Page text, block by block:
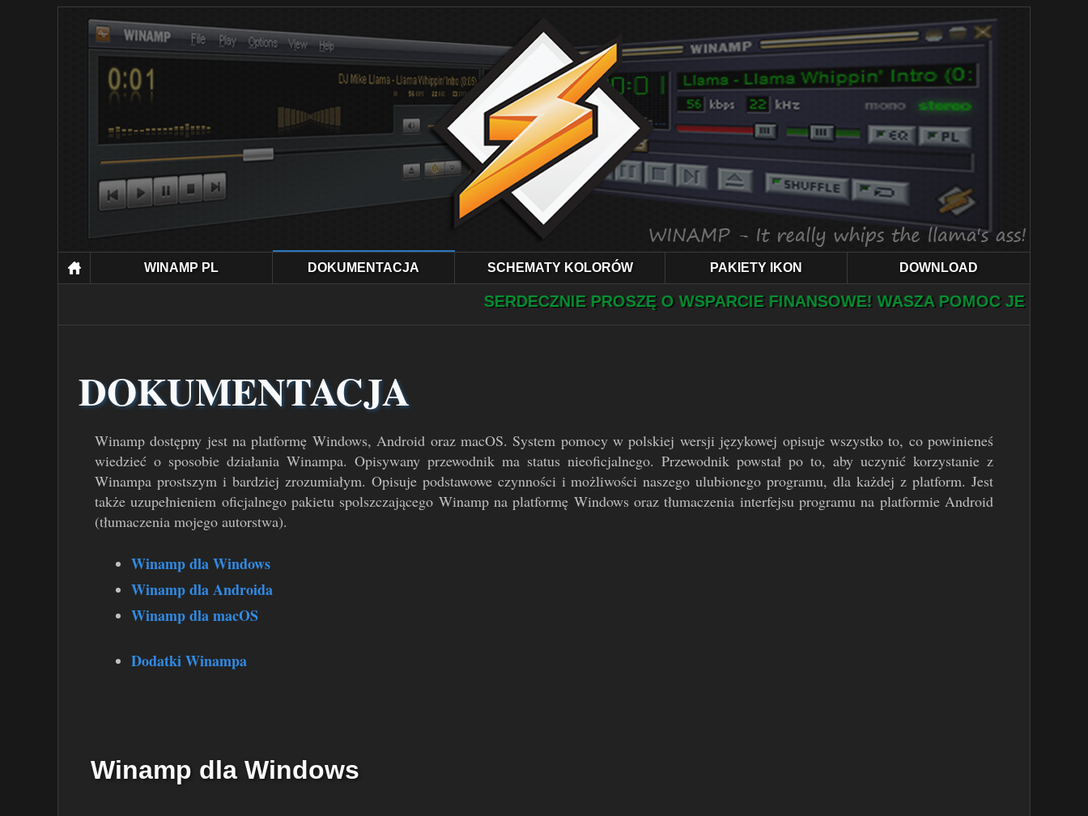
WINAMP PL DOKUMENTACJA SCHEMATY KOLORÓW PAKIETY IKON DOWNLOAD
SERDECZNIE PROSZĘ O WSPARCIE FINANSOWE! WASZA POMOC JEST NIEZBĘDNA!
DOKUMENTACJA
Winamp dostępny jest na platformę Windows, Android oraz macOS. System pomocy w polskiej wersji językowej opisuje wszystko to, co powinieneś
wiedzieć o sposobie działania Winampa. Opisywany przewodnik ma status nieoficjalnego. Przewodnik powstał po to, aby uczynić korzystanie z
Winampa prostszym i bardziej zrozumiałym. Opisuje podstawowe czynności i możliwości naszego ulubionego programu, dla każdej z platform. Jest
także uzupełnieniem oficjalnego pakietu spolszczającego Winamp na platformę Windows oraz tłumaczenia interfejsu programu na platformie Android
(tłumaczenia mojego autorstwa).
Winamp dla Windows
Winamp dla Androida
Winamp dla macOS
Dodatki Winampa
Winamp dla Windows